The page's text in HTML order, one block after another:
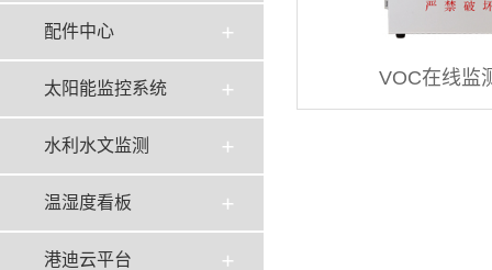
配件中心
太阳能监控系统
水利水文监测
温湿度看板
港迪云平台
VOC在线监